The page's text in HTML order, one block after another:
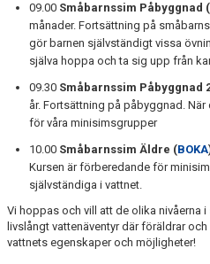
09.00 Småbarnssim Påbyggnad (
månader. Fortsättning på
gör barnen självständigt vissa
själva hoppa och ta sig upp från
09.30 Småbarnssim Påbyggnad
år. Fortsättning på påbyggnad.
för våra minisimsgrupper
10.00 Småbarnssim Äldre (BOKA
Kursen är förberedande för
självständiga i vattnet.
Vi hoppas och vill att de olika nivåerna
livslångt vattenäventyr där föräldrar
vattnets egenskaper och möjligheter!